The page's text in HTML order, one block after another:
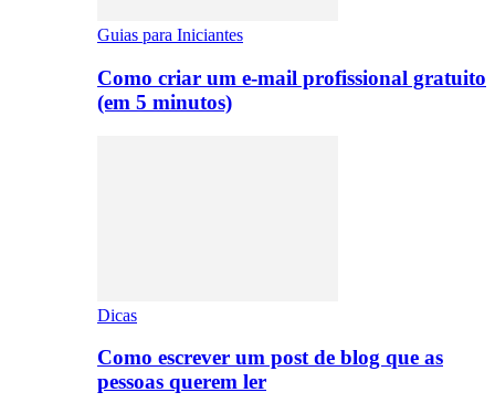
Guias para Iniciantes
Como criar um e-mail profissional gratuito
(em 5 minutos)
Dicas
Como escrever um post de blog que as
pessoas querem ler